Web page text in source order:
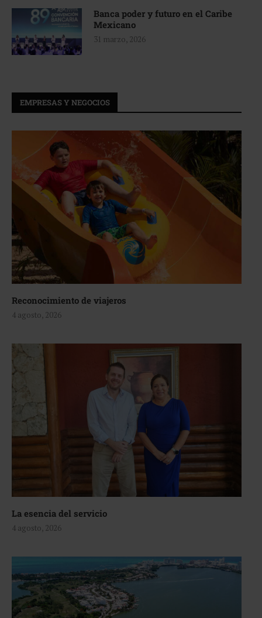
Banca poder y futuro en el Caribe
Mexicano
31 marzo, 2026
EMPRESAS Y NEGOCIOS
Reconocimiento de viajeros
4 agosto, 2026
La esencia del servicio
4 agosto, 2026